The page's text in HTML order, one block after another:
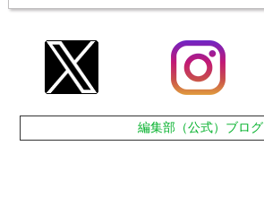
編集部（公式）ブログ